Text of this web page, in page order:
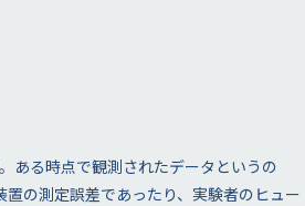
ある時点で観測されたデータというの
の測定誤差であったり、実験者のヒュー